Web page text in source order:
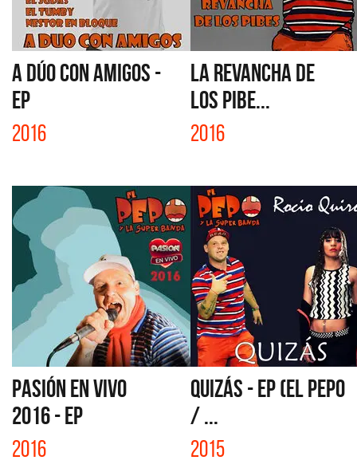
A DÚO CON AMIGOS -
EP
2016
LA REVANCHA DE
LOS PIBE...
2016
PASIÓN EN VIVO
2016 - EP
2016
QUIZÁS - EP (EL PEPO
/ ...
2015